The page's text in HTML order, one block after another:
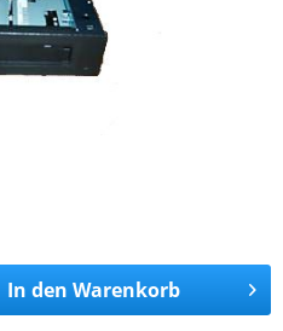
In den Warenkorb